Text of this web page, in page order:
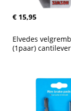
€ 15,95
Elvedes
(1paar)